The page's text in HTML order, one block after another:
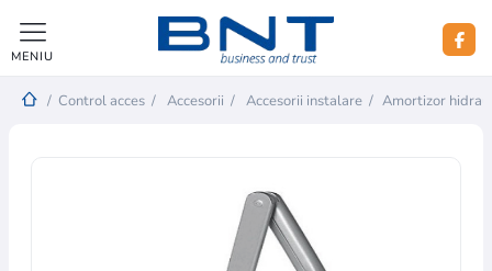
MENIU
/ Control acces / Accesorii / Accesorii instalare / Amortizor